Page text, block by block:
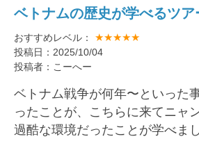
ベトナムの歴史が学べるツア
おすすめレベル： ★★★★★
投稿日：2025/10/04
投稿者：こーへー
ベトナム戦争が何年〜といった
ったことが、こちらに来てニャ
過酷な環境だったことが学べま